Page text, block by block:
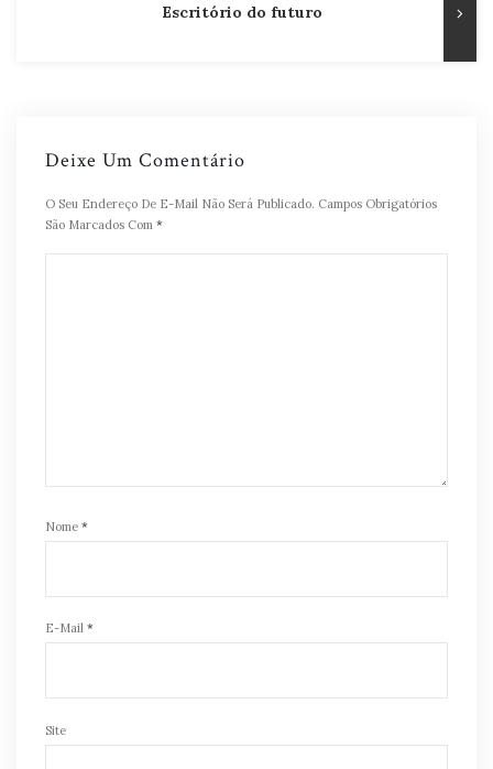
Escritório do futuro
Deixe Um Comentário
O Seu Endereço De E-Mail Não Será Publicado. Campos Obrigatórios
São Marcados Com *
Nome *
E-Mail *
Site